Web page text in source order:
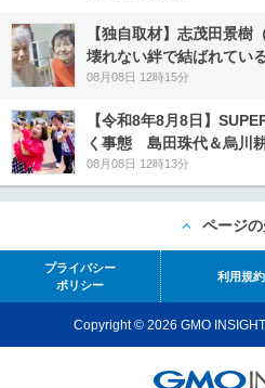
【独自取材】志茂田景樹
壊れない絆で結ばれてい
08月08日 12時15分
【令和8年8月8日】
く事態 島田珠代＆烏川
08月08日 12時13分
ページ
プライバシー
ポリシー
利用規約
Copyright © 2026 GMO